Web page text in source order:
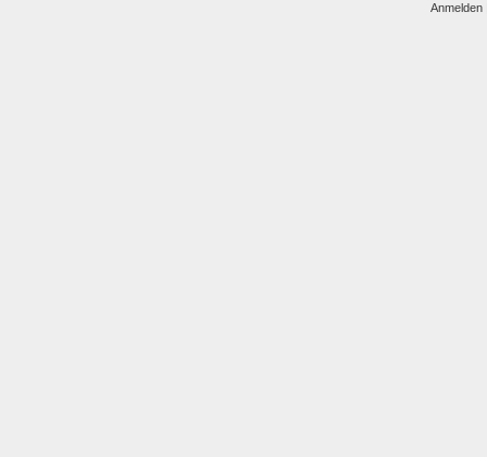
Anmelden|